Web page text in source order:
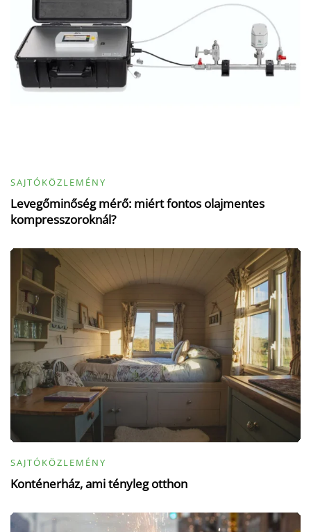
SAJTÓKÖZLEMÉNY
Levegőminőség mérő: miért fontos olajmentes
kompresszoroknál?
SAJTÓKÖZLEMÉNY
Konténerház, ami tényleg otthon